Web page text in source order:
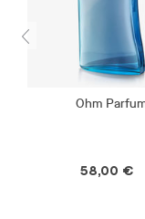
Ohm
58,00 €